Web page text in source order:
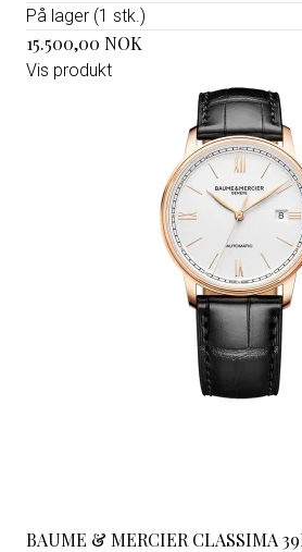
På lager (1 stk.)
15.500,00 NOK
Vis produkt
BAUME & MERCIER CLASSIMA